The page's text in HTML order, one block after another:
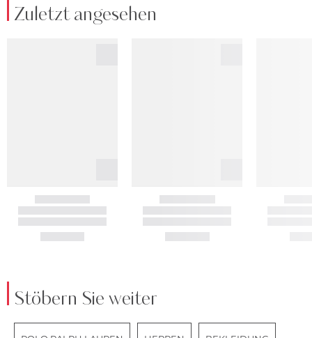
Zuletzt angesehen
Stöbern Sie weiter